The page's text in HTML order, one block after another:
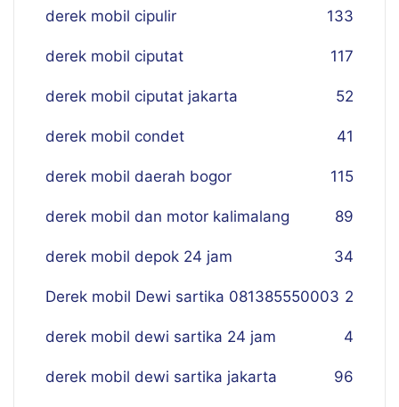
derek mobil cipulir 133
derek mobil ciputat 117
derek mobil ciputat jakarta 52
derek mobil condet 41
derek mobil daerah bogor 115
derek mobil dan motor kalimalang 89
derek mobil depok 24 jam 34
Derek mobil Dewi sartika 081385550003 2
derek mobil dewi sartika 24 jam 4
derek mobil dewi sartika jakarta 96